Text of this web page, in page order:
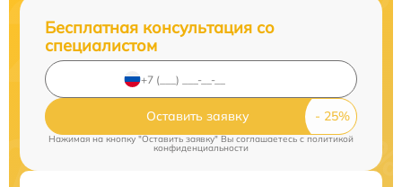
Бесплатная консультация со
специалистом
Оставить заявку
Нажимая на кнопку "Оставить заявку" Вы соглашаетесь cполитикой
конфиденциальности